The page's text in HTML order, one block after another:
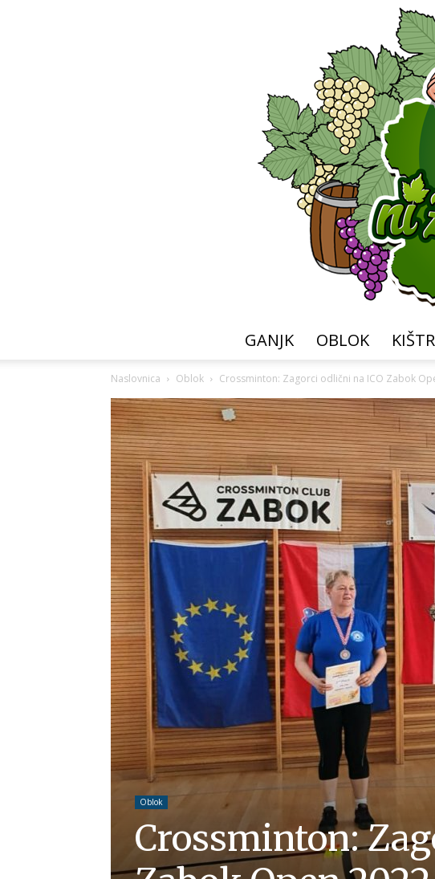
GANJK OBLOK
Naslovnica Oblok Crossminton: Zagorci odlični na ICO Zabok
Oblok
Crossminton: